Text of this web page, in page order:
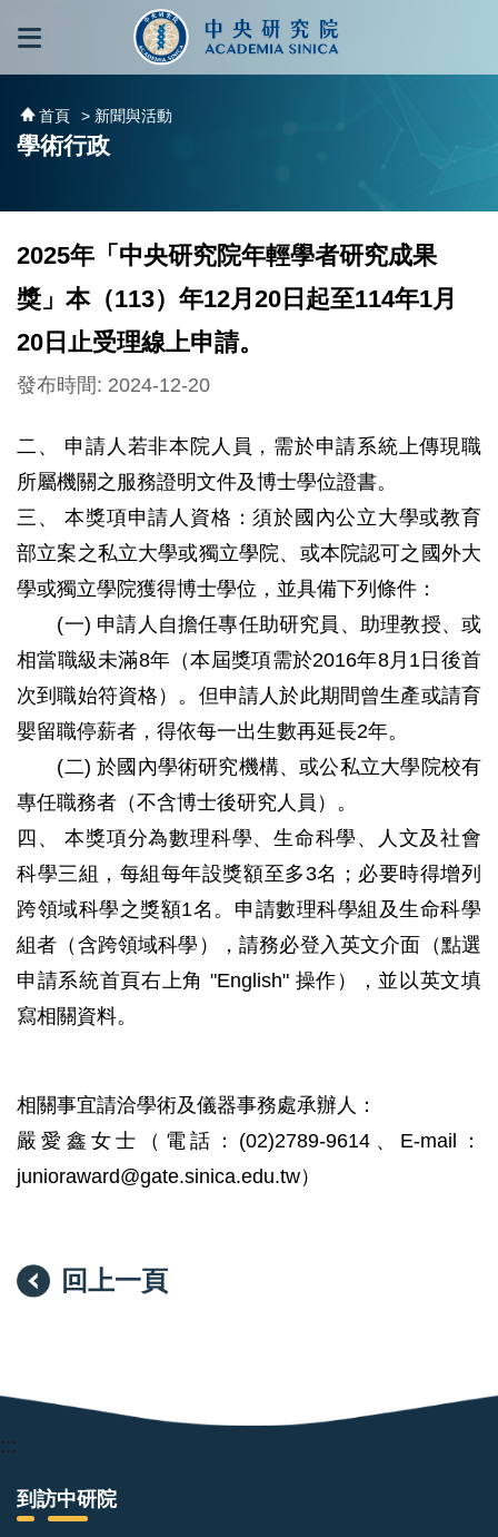
跳到主要內容區塊
首頁 > 新聞與活動
學術行政
2025年「中央研究院年輕學者研究成果
獎」本（113）年12月20日起至114年1月
20日止受理線上申請。
發布時間: 2024-12-20
二、 申請人若非本院人員，需於申請系統上傳現職
所屬機關之服務證明文件及博士學位證書。
三、 本獎項申請人資格：須於國內公立大學或教育
部立案之私立大學或獨立學院、或本院認可之國外大
學或獨立學院獲得博士學位，並具備下列條件：
(一) 申請人自擔任專任助研究員、助理教授、或
相當職級未滿8年（本屆獎項需於2016年8月1日後首
次到職始符資格）。但申請人於此期間曾生產或請育
嬰留職停薪者，得依每一出生數再延長2年。
(二) 於國內學術研究機構、或公私立大學院校有
專任職務者（不含博士後研究人員）。
四、 本獎項分為數理科學、生命科學、人文及社會
科學三組，每組每年設獎額至多3名；必要時得增列
跨領域科學之獎額1名。申請數理科學組及生命科學
組者（含跨領域科學），請務必登入英文介面（點選
申請系統首頁右上角 "English" 操作），並以英文填
寫相關資料。
相關事宜請洽學術及儀器事務處承辦人：
嚴愛鑫女士（電話：(02)2789-9614、E-mail：
junioraward@gate.sinica.edu.tw）
回上一頁
:::
到訪中研院